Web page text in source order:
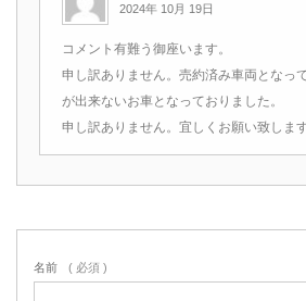
2024年 10月 19日
コメント有難う御座います。
申し訳ありません。売約済み車両となっ
が出来ないお車となっておりました。
申し訳ありません。宜しくお願い致します
名前 ( 必須 )